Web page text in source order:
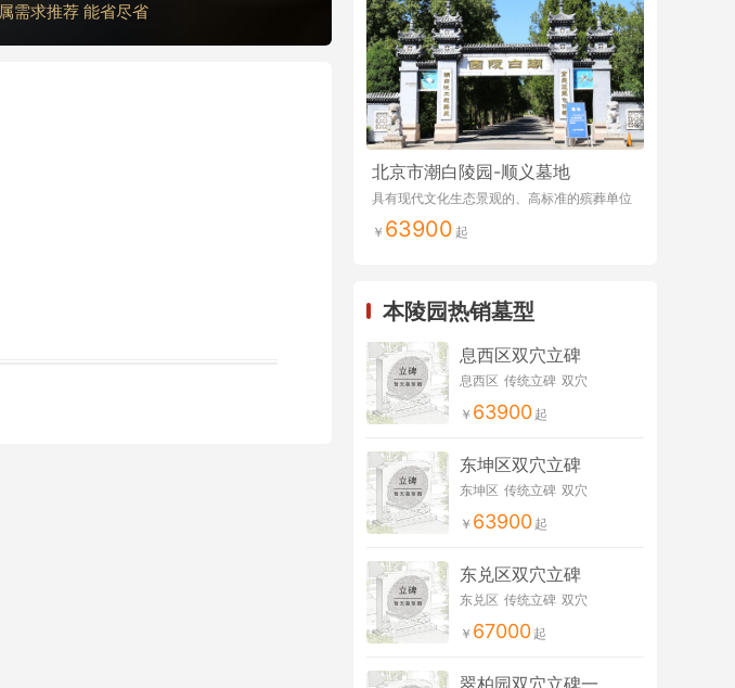
需求推荐 能省尽省
北京市潮白陵园-顺义墓地
具有现代文化生态景观的、高标准的殡葬单位
63900
本陵园热销墓型
息西区双穴立碑
息西区 传统立碑 双穴
63900
东坤区双穴立碑
东坤区 传统立碑 双穴
63900
东兑区双穴立碑
东兑区 传统立碑 双穴
67000
翠柏园双穴立碑一